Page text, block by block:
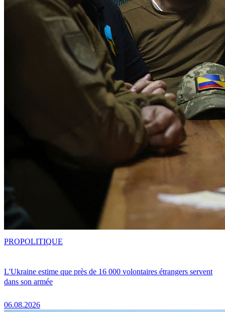
L'Ukraine estime que près de 16 000 volontaires étrangers servent
dans son armée
06.08.2026
PROPOLITIQUE